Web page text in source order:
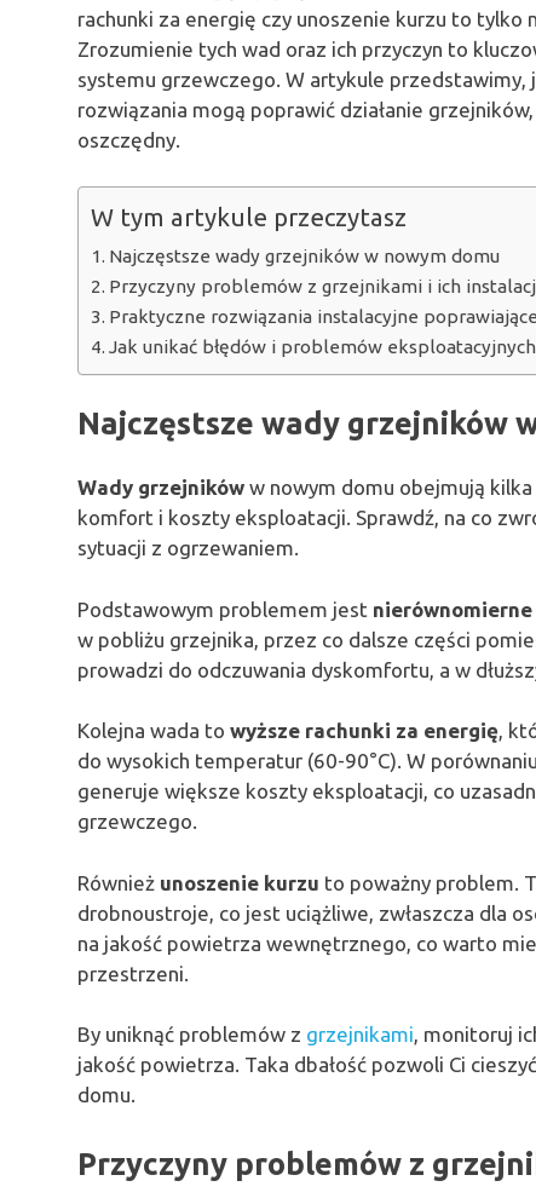
rachunki za energię czy unoszenie kurzu to
Zrozumienie tych wad oraz ich przyczyn to
systemu grzewczego. W artykule przedstawimy,
rozwiązania mogą poprawić działanie
oszczędny.
W tym artykule przeczytasz
Najczęstsze wady grzejników w nowym domu
Przyczyny problemów z grzejnikami i ich
Praktyczne rozwiązania instalacyjne
Jak unikać błędów i problemów
Najczęstsze wady grzejników
Wady grzejników w nowym domu obejmują
komfort i koszty eksploatacji. Sprawdź, na co
sytuacji z ogrzewaniem.
Podstawowym problemem jest
w pobliżu grzejnika, przez co dalsze części
prowadzi do odczuwania dyskomfortu, a w
Kolejna wada to wyższe rachunki za energię,
do wysokich temperatur (60-90°C). W
generuje większe koszty eksploatacji, co
grzewczego.
Również unoszenie kurzu to poważny problem.
drobnoustroje, co jest uciążliwe, zwłaszcza dla
na jakość powietrza wewnętrznego, co warto
przestrzeni.
By uniknąć problemów z grzejnikami, monitoruj
jakość powietrza. Taka dbałość pozwoli Ci
domu.
Przyczyny problemów z